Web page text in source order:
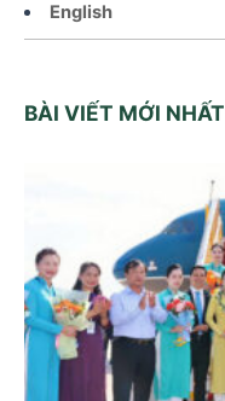
English
BÀI VIẾT MỚI NHẤT